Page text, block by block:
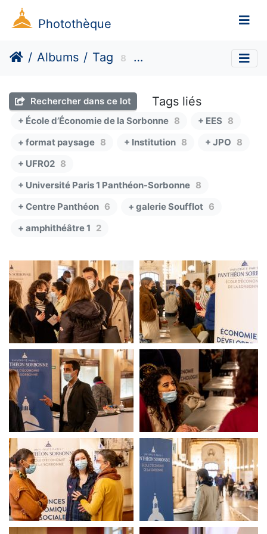
Photothèque
Albums Tag 8
Rechercher dans ce lot Tags liés
+ École d’Économie de la Sorbonne 8 + EES 8
+ format paysage 8 + Institution 8 + JPO 8
+ UFR02 8
+ Université Paris 1 Panthéon-Sorbonne 8
+ Centre Panthéon 6 + galerie Soufflot 6
+ amphithéâtre 1 2
Salon des masters Salon des masters
Salon des masters Salon des masters